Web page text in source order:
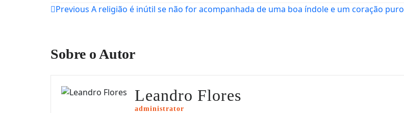
Navegação
Post
Previous A religião é inútil se não for acompanhada de uma boa índole e um coração puro
Sobre o Autor
Leandro Flores
administrator